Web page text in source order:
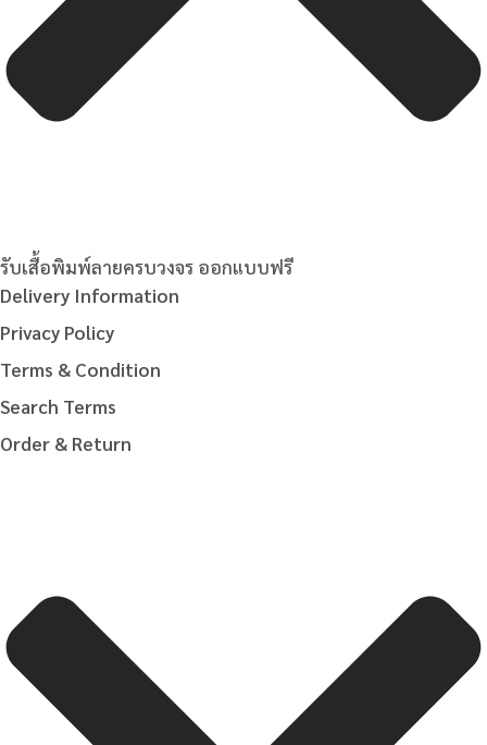
รับเสื้อพิมพ์ลายครบวงจร ออกแบบฟรี
Delivery Information
Privacy Policy
Terms & Condition
Search Terms
Order & Return